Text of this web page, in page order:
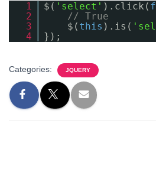
1 $( 'select' ).click(
2
// True
3
$( this ).is(
4
});
Categories: JQUERY